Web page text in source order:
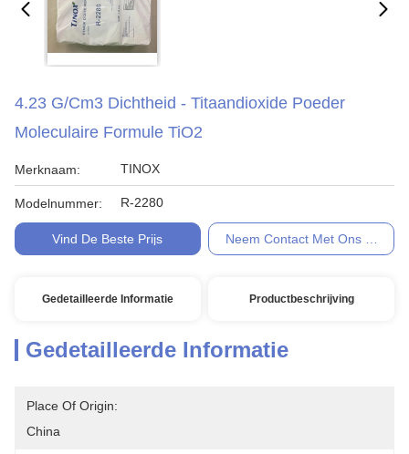
4.23 G/cm3 Dichtheid - Titaandioxide Poeder
Moleculaire Formule TiO2
Merknaam: TINOX
Modelnummer: R-2280
Vind De Beste Prijs Neem Contact Met Ons Op
Gedetailleerde Informatie Productbeschrijving
Gedetailleerde Informatie
Place Of Origin:
China